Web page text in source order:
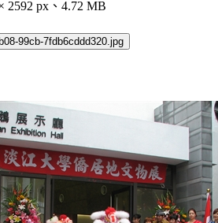
2592 px、4.72 MB
99cb-7fdb6cddd320.jpg